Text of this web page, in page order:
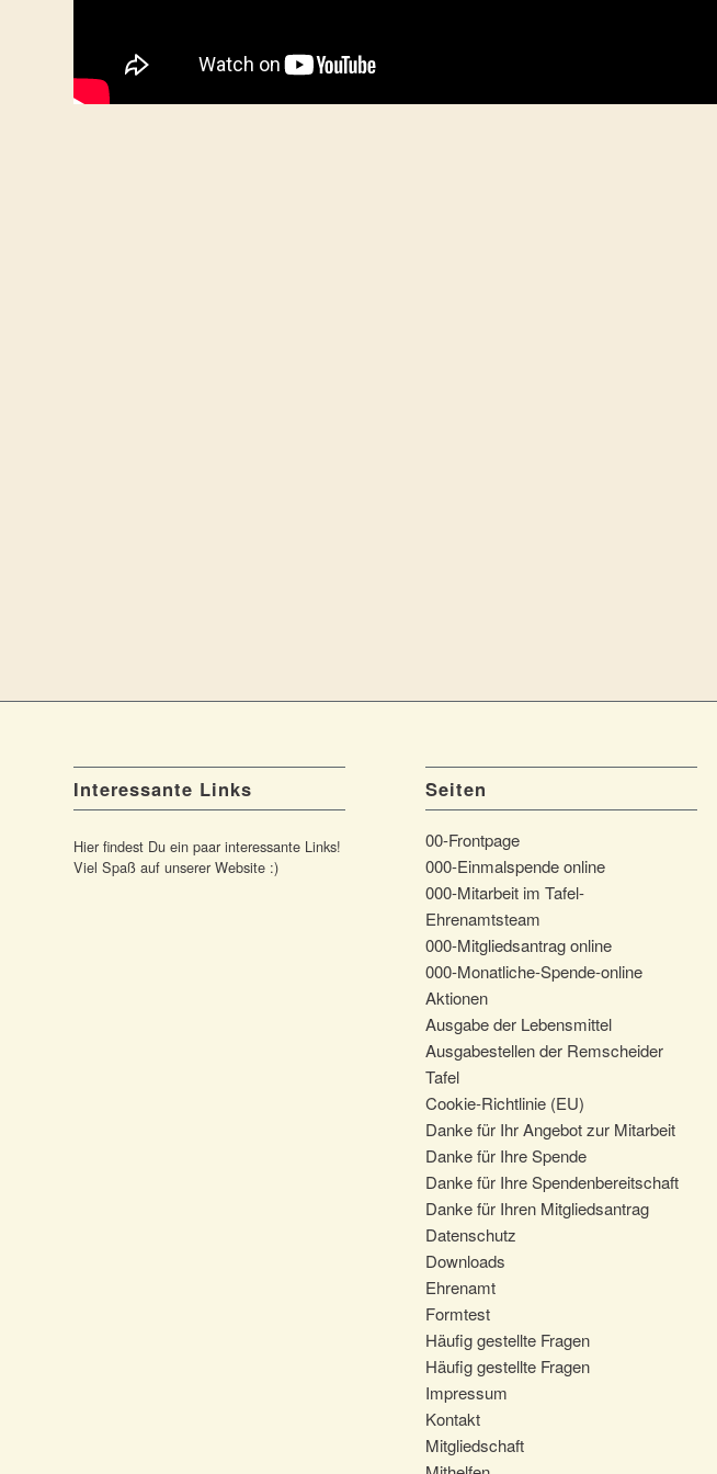
Interessante Links
Hier findest Du ein paar interessante Links!
Viel Spaß auf unserer Website :)
Seiten
00-Frontpage
000-Einmalspende online
000-Mitarbeit im Tafel-
Ehrenamtsteam
000-Mitgliedsantrag online
000-Monatliche-Spende-online
Aktionen
Ausgabe der Lebensmittel
Ausgabestellen der Remscheider
Tafel
Cookie-Richtlinie (EU)
Danke für Ihr Angebot zur Mitarbeit
Danke für Ihre Spende
Danke für Ihre Spendenbereitschaft
Danke für Ihren Mitgliedsantrag
Datenschutz
Downloads
Ehrenamt
Formtest
Häufig gestellte Fragen
Häufig gestellte Fragen
Impressum
Kontakt
Mitgliedschaft